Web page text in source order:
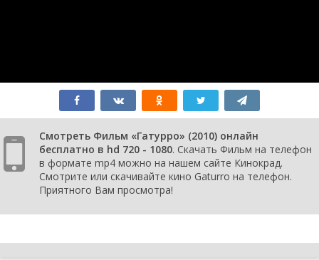
Смотреть Фильм «Гатурро» (2010) онлайн
бесплатно в hd 720 - 1080. Скачать Фильм на телефон
в формате mp4 можно на нашем сайте Кинокрад.
Смотрите или скачивайте кино Gaturro на телефон.
Приятного Вам просмотра!